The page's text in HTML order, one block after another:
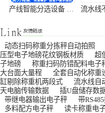
动态扫码称重分拣秤自动拍照
压型电子地磅花纹钢板材质
超
子地磅
称重扫码防错配料电子
大台面大量程
全套自动化称重
缸剔除称重机两段式
流水线自
天电脑传输数据
插U盘储存数
带继电器输出电子秤
带
多料配方电子秤
读卡称重电